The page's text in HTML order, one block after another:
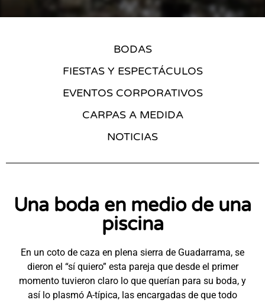
BODAS
FIESTAS Y ESPECTÁCULOS
EVENTOS CORPORATIVOS
CARPAS A MEDIDA
NOTICIAS
Una boda en medio de una
piscina
En un coto de caza en plena sierra de Guadarrama, se
dieron el “sí quiero” esta pareja que desde el primer
momento tuvieron claro lo que querían para su boda, y
así lo plasmó A-típica, las encargadas de que todo